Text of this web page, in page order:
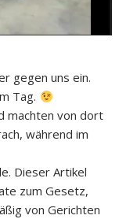
gegen uns ein.
Tag.
machten von dort
während im
Dieser Artikel
zum Gesetz,
von Gerichten